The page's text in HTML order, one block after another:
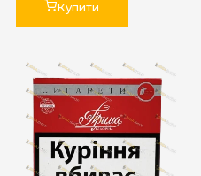
Купити